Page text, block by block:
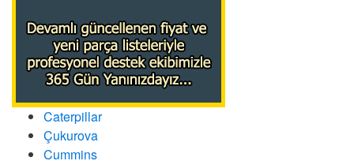
Caterpillar
Çukurova
Cummins